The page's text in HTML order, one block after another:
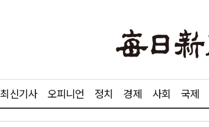
최신기사 오피니언 정치 경제 사회 국제